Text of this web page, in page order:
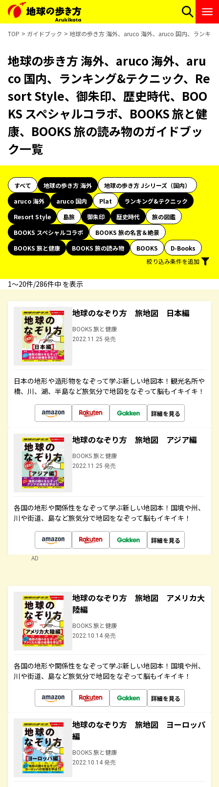
TOP ガイドブック 地球の歩き方 海外、aruco 海外、aruco 国内、ランキン
地球の歩き方 海外、aruco 海外、aru
co 国内、ランキング&テクニック、Re
sort Style、御朱印、歴史時代、BOO
KS スペシャルコラボ、BOOKS 旅と健
康、BOOKS 旅の読み物のガイドブッ
ク一覧
すべて 地球の歩き方 海外
地球の歩き方 Jシリーズ（国内）
aruco 海外
aruco 国内 Plat
ランキング&テクニック
Resort Style
島旅 御朱印 歴史時代
旅の図鑑
BOOKS スペシャルコラボ
BOOKS 旅の名言＆絶景
BOOKS 旅と健康
BOOKS 旅の読み物 BOOKS
D-Books
絞り込み条件を追加
1〜20件/286件中 を表示
地球のなぞり方 旅地図 日本編
BOOKS 旅と健康
2022.11.25 発売
日本の地形や造形物をなぞって学ぶ新しい地図本！観光名所や
橋、川、湖、半島など旅気分で地図をなぞって脳もイキイキ！
詳細を見る
地球のなぞり方 旅地図 アジア編
BOOKS 旅と健康
2022.11.25 発売
各国の地形や関係性をなぞって学ぶ新しい地図本！国境や州、
川や街道、島など旅気分で地図をなぞって脳もイキイキ！
詳細を見る
AD
地球のなぞり方 旅地図 アメリカ大
陸編
BOOKS 旅と健康
2022.10.14 発売
各国の地形や関係性をなぞって学ぶ新しい地図本！国境や州、
川や街道、島など旅気分で地図をなぞって脳もイキイキ！
詳細を見る
地球のなぞり方 旅地図 ヨーロッパ
編
BOOKS 旅と健康
2022.10.14 発売